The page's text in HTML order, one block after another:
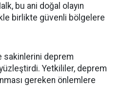
bu ani doğal olayın
birlikte güvenli bölgelere
sakinlerini deprem
Yetkililer, deprem
gereken önlemlere